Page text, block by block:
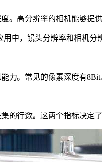
。高分辨率的相机能够提
中，镜头分辨率和相机分
。常见的像素深度有
行数。这两个指标决定